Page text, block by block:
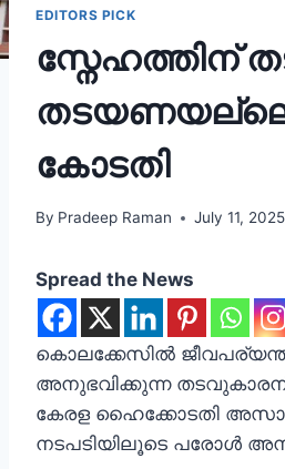
EDITORS PICK
സ്നേഹത്തിന്
കോടതി
By Pradeep Raman July 11, 2025
Spread the News
കൊലക്കേസിൽ
അനുഭവിക്കുന്ന തടവുകാരന്
കേരള ഹൈക്കോടതി
നടപടിയിലൂടെ പരോൾ